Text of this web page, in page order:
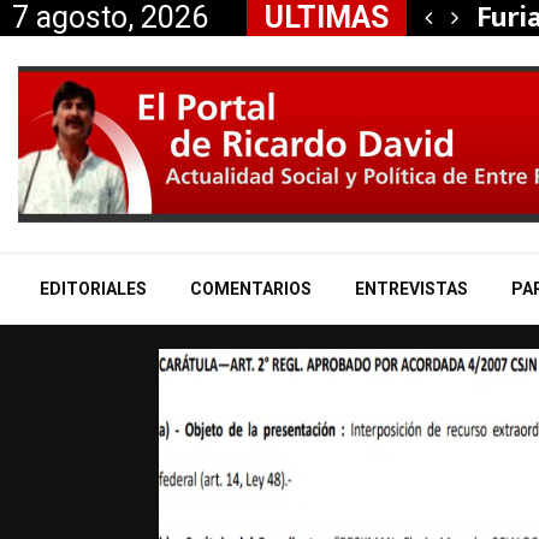
7 agosto, 2026 ULTIMAS
de Itasa, la…
EDITORIALES COMENTARIOS ENTREVISTAS